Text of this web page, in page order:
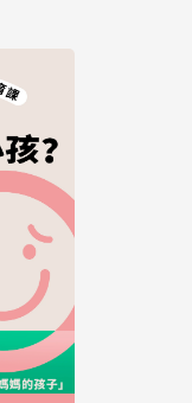
與書櫃開通申請